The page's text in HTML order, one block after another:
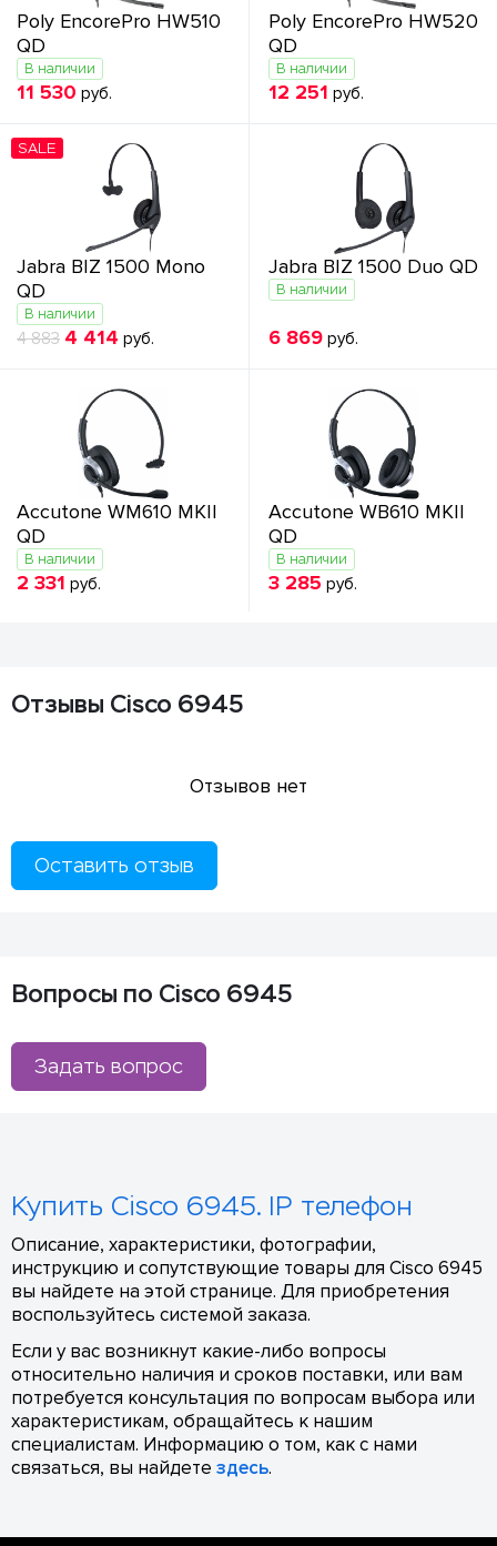
Poly EncorePro HW510
QD
В наличии
11 530 руб.
Poly EncorePro HW520
QD
В наличии
12 251 руб.
SALE
Jabra BIZ 1500 Mono
QD
В наличии
4 883 4 414 руб.
Jabra BIZ 1500 Duo QD
В наличии
6 869руб.
Accutone WM610 MKII
QD
В наличии
2 331 руб.
Accutone WB610 MKII
QD
В наличии
3 285 руб.
Отзывы Cisco 6945
Отзывов нет
Оставить отзыв
Вопросы по Cisco 6945
Задать вопрос
Купить Cisco 6945. IP телефон
Описание, характеристики, фотографии,
инструкцию и сопутствующие товары для Cisco 6945
вы найдете на этой странице. Для приобретения
воспользуйтесь системой заказа.
Если у вас возникнут какие-либо вопросы
относительно наличия и сроков поставки, или вам
потребуется консультация по вопросам выбора или
характеристикам, обращайтесь к нашим
специалистам. Информацию о том, как с нами
связаться, вы найдете здесь.